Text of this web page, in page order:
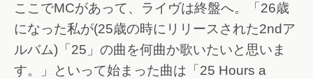
ここでMCがあって、ライヴは終盤へ。「26歳
になった私が(25歳の時にリリースされた2ndア
ルバム)「25」の曲を何曲か歌いたいと思いま
す。」といって始まった曲は「25 Hours a